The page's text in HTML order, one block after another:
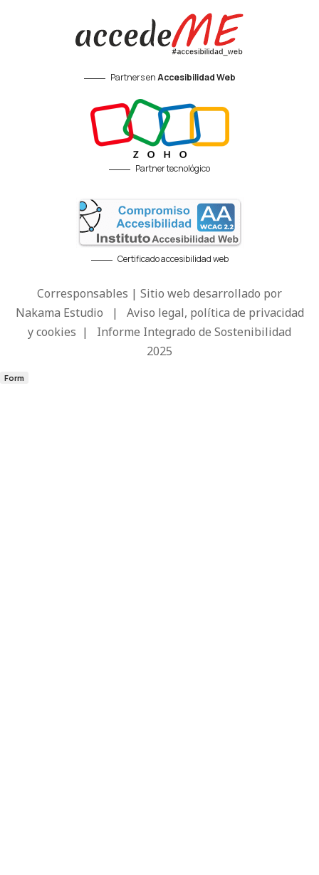
Partners enAccesibilidad Web
Partner tecnológico
Certificado accesibilidad web
Corresponsables | Sitio web desarrollado por
Nakama Estudio | Aviso legal, política de privacidad
y cookies | Informe Integrado de Sostenibilidad
2025
Form